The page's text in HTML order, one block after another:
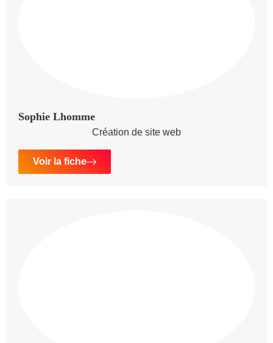
Sophie Lhomme
Création de site web
Voir la fiche